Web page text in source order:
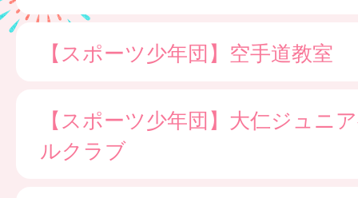
【スポーツ少年団】空手道教室
【スポーツ少年団】大仁ジュニ
ルクラブ